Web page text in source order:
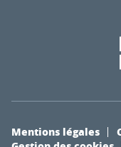
Mentions légales